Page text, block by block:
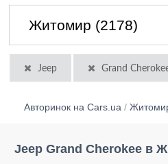
Jeep Grand
Авторинок на Cars.ua /
Jeep Grand Cherokee в